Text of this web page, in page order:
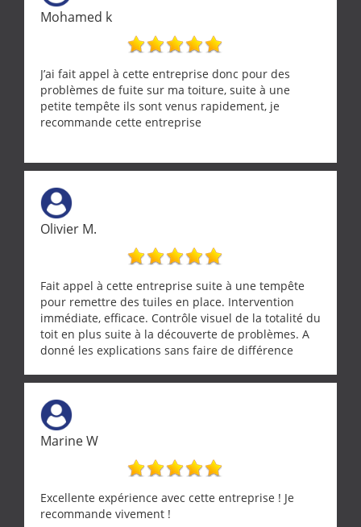
Mohamed k
J’ai fait appel à cette entreprise donc pour des
problèmes de fuite sur ma toiture, suite à une
petite tempête ils sont venus rapidement, je
recommande cette entreprise
Olivier M.
Fait appel à cette entreprise suite à une tempête
pour remettre des tuiles en place. Intervention
immédiate, efficace. Contrôle visuel de la totalité du
toit en plus suite à la découverte de problèmes. A
donné les explications sans faire de différence
Marine W
Excellente expérience avec cette entreprise ! Je
recommande vivement !